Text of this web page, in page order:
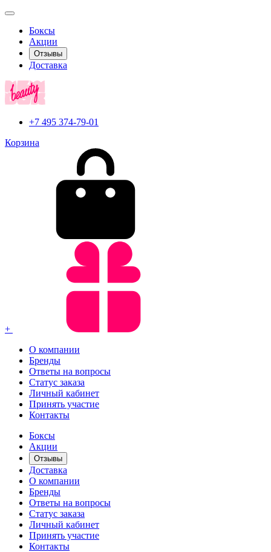
Боксы
Акции
Отзывы
Доставка
+7 495 374-79-01
Корзина
+
О компании
Бренды
Ответы на вопросы
Статус заказа
Личный кабинет
Принять участие
Контакты
Боксы
Акции
Отзывы
Доставка
О компании
Бренды
Ответы на вопросы
Статус заказа
Личный кабинет
Принять участие
Контакты